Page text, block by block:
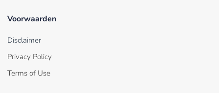
Voorwaarden
Disclaimer
Privacy Policy
Terms of Use